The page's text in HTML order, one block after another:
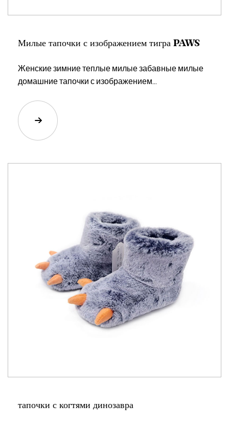
Милые тапочки с изображением тигра PAWS
Женские зимние теплые милые забавные милые
домашние тапочки с изображением...
тапочки с когтями динозавра